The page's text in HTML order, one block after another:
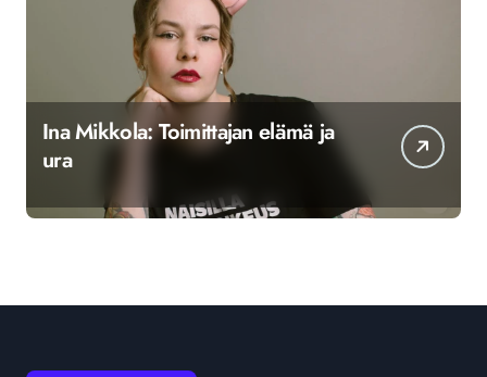
Ina Mikkola: Toimittajan elämä ja
ura